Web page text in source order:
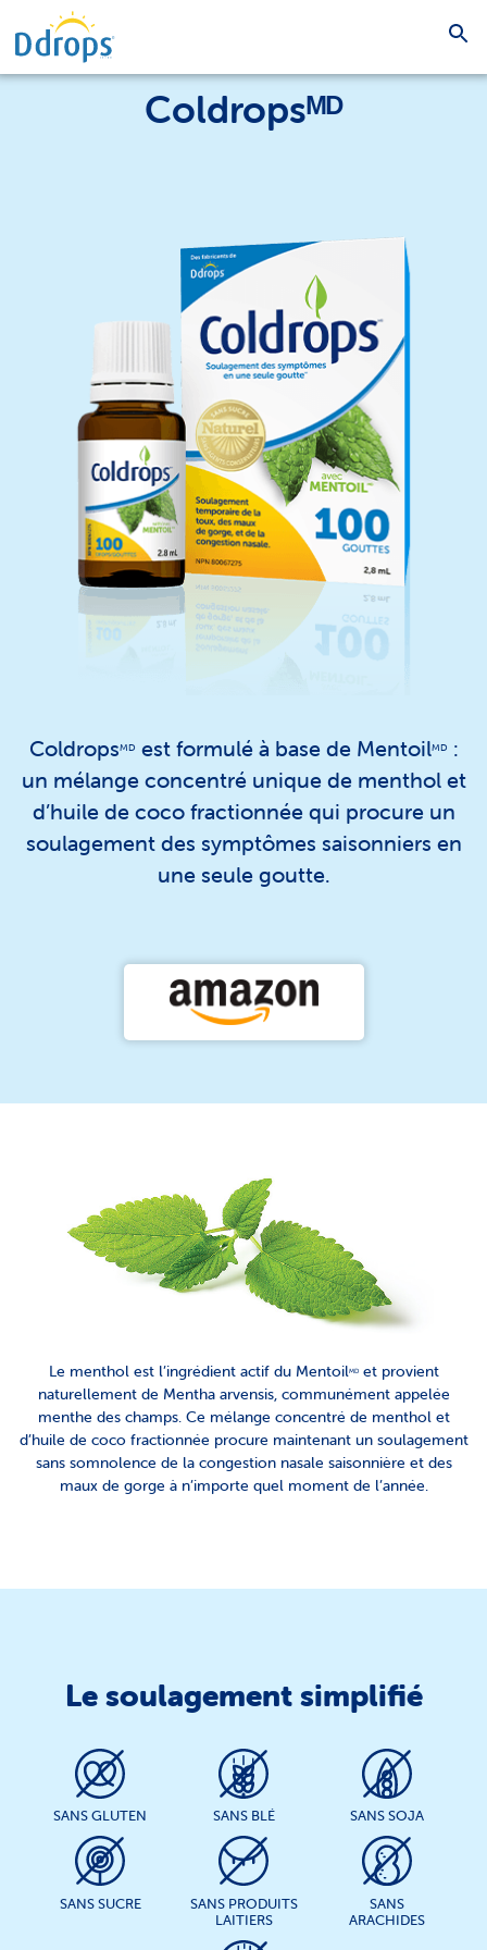
Coldropsᴹᴰ
ColdropsMD est formulé à base de MentoilMD :
un mélange concentré unique de menthol et
d’huile de coco fractionnée qui procure un
soulagement des symptômes saisonniers en
une seule goutte.
Le menthol est l’ingrédient actif du MentoilMDet provient
naturellement de Mentha arvensis, communément appelée
menthe des champs. Ce mélange concentré de menthol et
d’huile de coco fractionnée procure maintenant un soulagement
sans somnolence de la congestion nasale saisonnière et des
maux de gorge à n’importe quel moment de l’année.
Le soulagement simplifié
SANS GLUTEN SANS BLÉ SANS SOJA
SANS SUCRE
SANS PRODUITS
LAITIERS
SANS
ARACHIDES